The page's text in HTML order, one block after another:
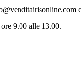
9.00 alle 13.00.